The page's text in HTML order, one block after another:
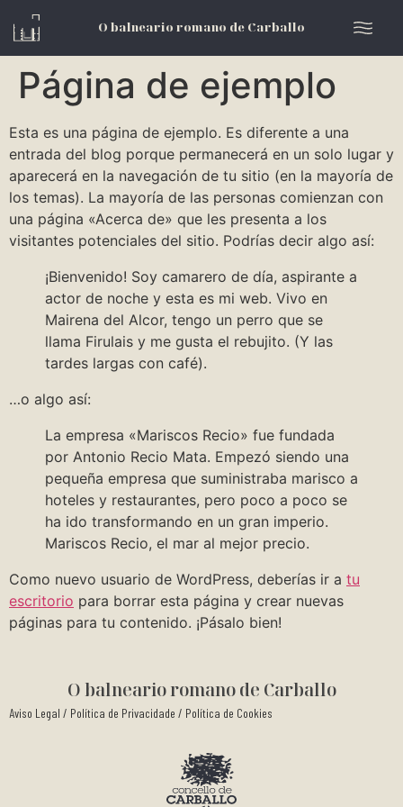
O balneario romano de Carballo
Página de ejemplo
Esta es una página de ejemplo. Es diferente a una
entrada del blog porque permanecerá en un solo lugar y
aparecerá en la navegación de tu sitio (en la mayoría de
los temas). La mayoría de las personas comienzan con
una página «Acerca de» que les presenta a los
visitantes potenciales del sitio. Podrías decir algo así:
¡Bienvenido! Soy camarero de día, aspirante a
actor de noche y esta es mi web. Vivo en
Mairena del Alcor, tengo un perro que se
llama Firulais y me gusta el rebujito. (Y las
tardes largas con café).
…o algo así:
La empresa «Mariscos Recio» fue fundada
por Antonio Recio Mata. Empezó siendo una
pequeña empresa que suministraba marisco a
hoteles y restaurantes, pero poco a poco se
ha ido transformando en un gran imperio.
Mariscos Recio, el mar al mejor precio.
Como nuevo usuario de WordPress, deberías ir a tu
escritorio para borrar esta página y crear nuevas
páginas para tu contenido. ¡Pásalo bien!
O balneario romano de Carballo
Aviso Legal / Política de Privacidade / Política de Cookies